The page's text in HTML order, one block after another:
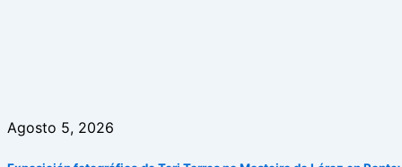
Agosto 5, 2026